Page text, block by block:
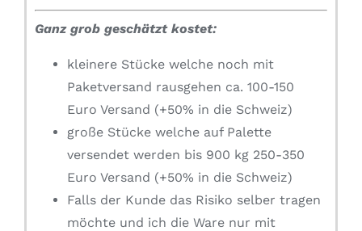
Ganz grob geschätzt kostet:
kleinere Stücke welche noch mit
Paketversand rausgehen ca. 100-150
Euro Versand (+50% in die Schweiz)
große Stücke welche auf Palette
versendet werden bis 900 kg 250-350
Euro Versand (+50% in die Schweiz)
Falls der Kunde das Risiko selber tragen
möchte und ich die Ware nur mit